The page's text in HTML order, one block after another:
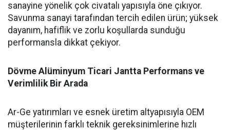
sanayine yönelik çok civatalı yapısıyla öne çıkıyor.
Savunma sanayi tarafından tercih edilen ürün; yüksek
dayanım, hafiflik ve zorlu koşullarda sunduğu
performansla dikkat çekiyor.
Dövme Alüminyum Ticari Jantta Performans ve
Verimlilik Bir Arada
Ar-Ge yatırımları ve esnek üretim altyapısıyla OEM
müşterilerinin farklı teknik gereksinimlerine hızlı